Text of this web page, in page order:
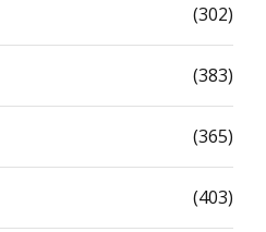
(302)
(383)
(365)
(403)